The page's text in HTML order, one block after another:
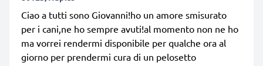
Ciao a tutti sono Giovanni!ho un amore smisurato
per i cani,ne ho sempre avuti!al momento non ne ho
ma vorrei rendermi disponibile per qualche ora al
giorno per prendermi cura di un pelosetto